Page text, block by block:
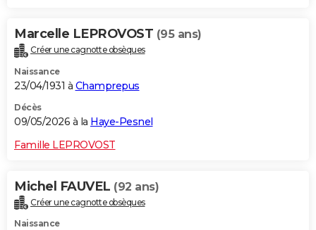
Marcelle LEPROVOST (95 ans)
Créer une cagnotte obsèques
Naissance
23/04/1931 à Champrepus
Décès
09/05/2026 à la Haye-Pesnel
Famille LEPROVOST
Michel FAUVEL (92 ans)
Créer une cagnotte obsèques
Naissance